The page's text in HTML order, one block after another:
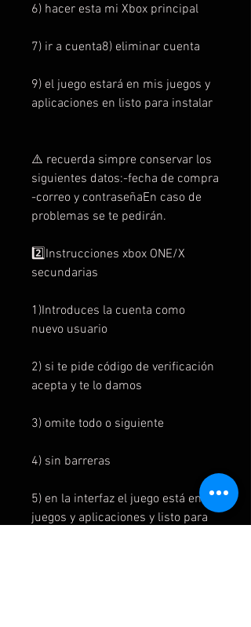
6) hacer esta mi Xbox principal
7) ir a cuenta8) eliminar cuenta
9) el juego estará en mis juegos y
aplicaciones en listo para instalar
⚠️ recuerda simpre conservar los
siguientes datos:-fecha de compra
-correo y contraseñaEn caso de
problemas se te pedirán.
2️⃣Instrucciones xbox ONE/X
secundarias
1)Introduces la cuenta como
nuevo usuario
2) si te pide código de verificación
acepta y te lo damos
3) omite todo o siguiente
4) sin barreras
5) en la interfaz el juego está en mi
juegos y aplicaciones y listo para